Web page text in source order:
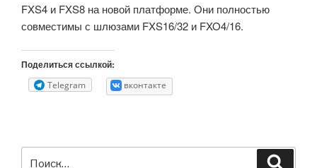
FXS4 и FXS8 на новой платформе. Они полностью
совместимы с шлюзами FXS16/32 и FXO4/16.
Поделиться ссылкой:
Telegram вконтакте